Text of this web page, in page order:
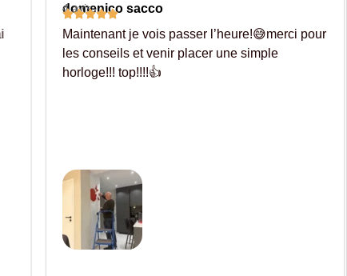
domenico sacco
4 avis
Maintenant je vois passer l’heure!😅merci pour
les conseils et venir placer une simple
horloge!!! top!!!!👍